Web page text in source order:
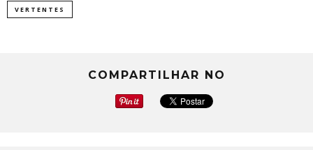
VERTENTES
COMPARTILHAR NO